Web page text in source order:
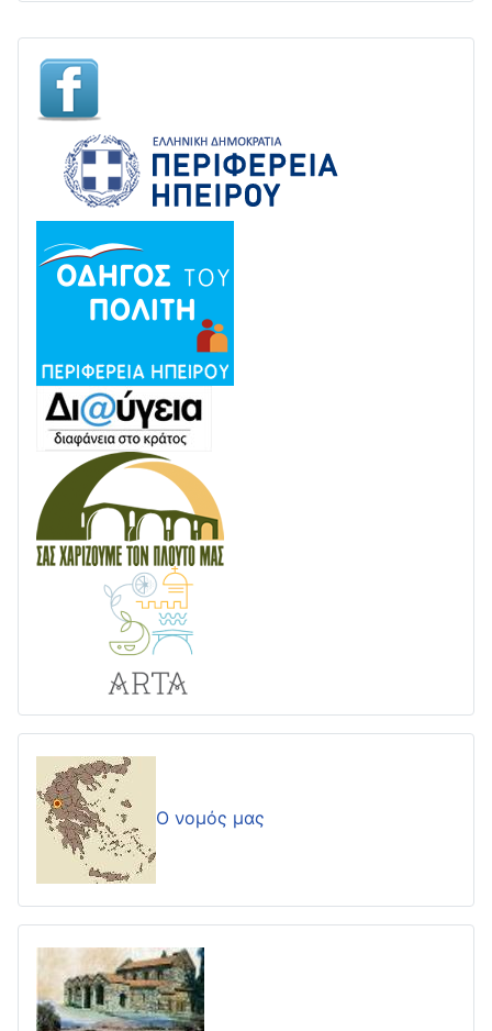
Ο νομός μας